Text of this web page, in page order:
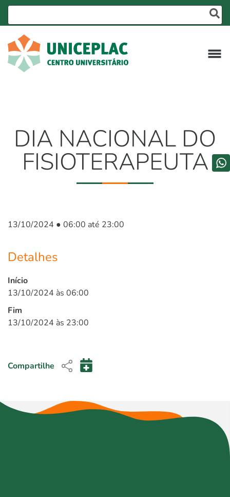
DIA NACIONAL DO
FISIOTERAPEUTA
13/10/2024 ● 06:00 até 23:00
Detalhes
Início
13/10/2024 às 06:00
Fim
13/10/2024 às 23:00
Compartilhe